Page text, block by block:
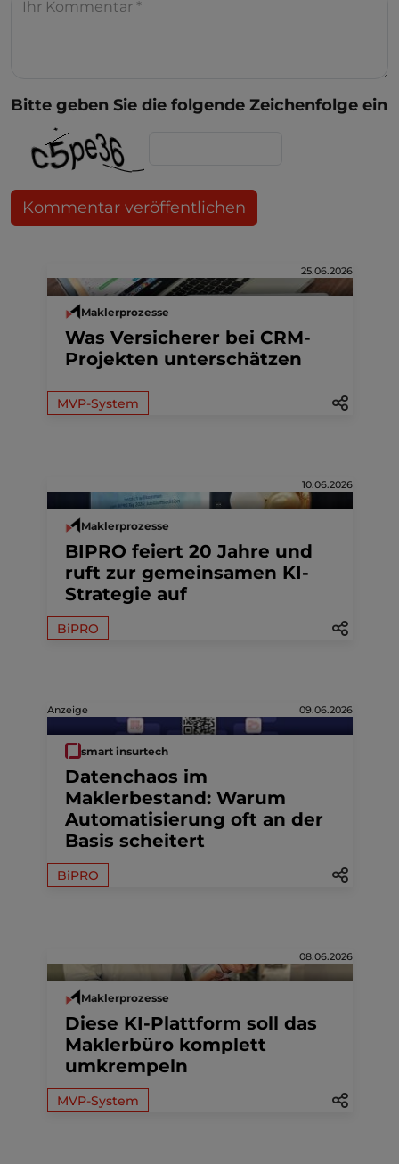
Bitte geben Sie die folgende Zeichenfolge ein
Kommentar veröffentlichen
25.06.2026
Maklerprozesse
Was Versicherer bei CRM-
Projekten unterschätzen
MVP-System
10.06.2026
Maklerprozesse
BIPRO feiert 20 Jahre und
ruft zur gemeinsamen KI-
Strategie auf
BiPRO
Anzeige 09.06.2026
smart insurtech
Datenchaos im
Maklerbestand: Warum
Automatisierung oft an der
Basis scheitert
BiPRO
08.06.2026
Maklerprozesse
Diese KI-Plattform soll das
Maklerbüro komplett
umkrempeln
MVP-System